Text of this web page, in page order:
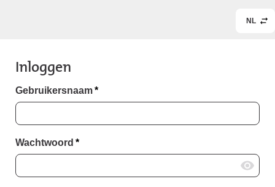
NL
Inloggen
Gebruikersnaam*
Wachtwoord *